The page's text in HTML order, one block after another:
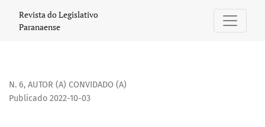
Revista do Legislativo
Paranaense
N. 6, AUTOR (A) CONVIDADO (A)
Publicado 2022-10-03